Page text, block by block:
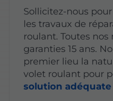
Sollicitez-nous
les travaux de
roulant. Toutes
garanties 15 ans.
premier lieu la
volet roulant pour
solution